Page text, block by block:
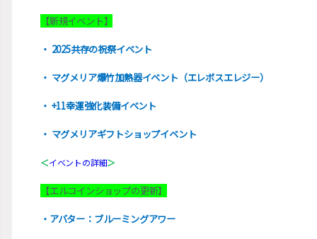
【新規イベント】
・ 2025共存の祝祭イベント
・ マグメリア爆竹加熱器イベント（エレボスエレジー）
・ +11幸運強化装備イベント
・ マグメリアギフトショップイベント
＜イベントの詳細＞
【エルコインショップの更新】
・アバター：ブルーミングアワー